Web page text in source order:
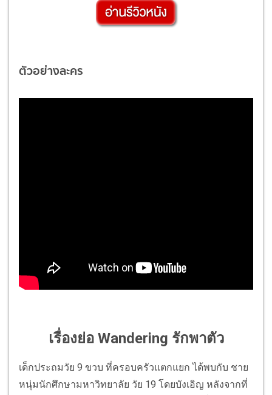
ตัวอย่างละคร
เรื่องย่อ Wandering รักพาตัว
เด็กประถมวัย 9 ขวบ ที่ครอบครัวแตกแยก ได้พบกับ ชาย
หนุ่มนักศึกษามหาวิทยาลัย วัย 19 โดยบังเอิญ หลังจากที่